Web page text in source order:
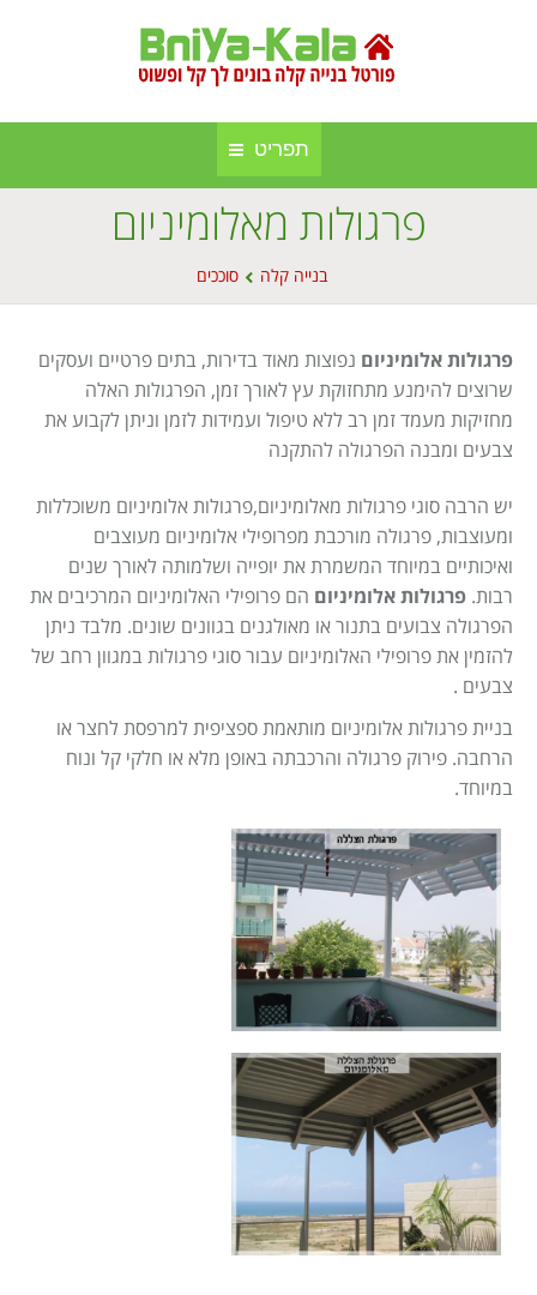
תפריט
בניה קלה
בנייה באלומיניום
סוככים
בנייה בעץ
גינה וחוץ
מאמרים
צור קשר
חברות בנייה קלה ומתועשת
אינדקס אתרים
פרסום באתר
מפת אתר
Israel construction
הוסף עסק
מדיניות עוגיות
footer
פרגולות מאלומיניום
בנייה קלה סוככים
פרגולות אלומיניום נפוצות מאוד בדירות, בתים פרטיים ועסקים
שרוצים להימנע מתחזוקת עץ לאורך זמן, הפרגולות האלה
מחזיקות מעמד זמן רב ללא טיפול ועמידות לזמן וניתן לקבוע את
צבעים ומבנה הפרגולה להתקנה
יש הרבה סוגי פרגולות מאלומיניום,פרגולות אלומיניום משוכללות
ומעוצבות, פרגולה מורכבת מפרופילי אלומיניום מעוצבים
ואיכותיים במיוחד המשמרת את יופייה ושלמותה לאורך שנים
רבות. פרגולות אלומיניום הם פרופילי האלומיניום המרכיבים את
הפרגולה צבועים בתנור או מאולגנים בגוונים שונים. מלבד ניתן
להזמין את פרופילי האלומיניום עבור סוגי פרגולות במגוון רחב של
צבעים .
בניית פרגולות אלומיניום מותאמת ספציפית למרפסת לחצר או
הרחבה. פירוק פרגולה והרכבתה באופן מלא או חלקי קל ונוח
במיוחד.